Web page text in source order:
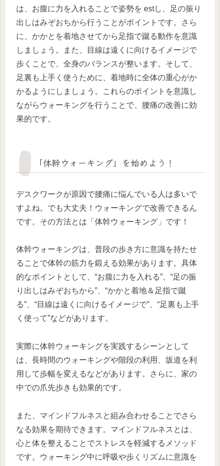
は、お腹に力を入れることで姿勢を estし、足の振り
出しはみぞおちから行うことがポイントです。さら
に、かかとを着地させてから足指で蹴る動作を意識
しましょう。また、目線は遠くに向けるイメージで
歩くことで、全身のバランスが整います。そして、
足裏も上手く使うために、着地時に全体の重心がか
かるようにしましょう。これらのポイントを意識し
ながらウォーキングを行うことで、腰痛の改善に効
果的です。
「体幹ウォーキング」を始めよう！
デスクワークが原因で腰痛に悩んでいる人は多いで
すよね。でも大丈夫！ウォーキングで改善できるん
です。その方法とは「体幹ウォーキング」です！
体幹ウォーキングは、普段の歩き方に意識を持たせ
ることで体幹の筋力を鍛える効果があります。具体
的なポイントとして、“お腹に力を入れる”、“足の振
り出しはみぞおちから”、“かかと着地＆足指で蹴
る”、“目線は遠くに向けるイメージで”、“足裏も上手
く使って”などがあります。
実際に体幹ウォーキングを実践するシーンとして
は、長時間のウォーキングや階段の利用、坂道を利
用して歩幅を変えるなどがあります。さらに、家の
中での爪先歩きも効果的です。
また、マインドフルネスと組み合わせることでさら
なる効果を期待できます。マインドフルネスとは、
心と体を整えることでストレスを軽減するメソッド
です。ウォーキング中に呼吸や歩くリズムに意識を